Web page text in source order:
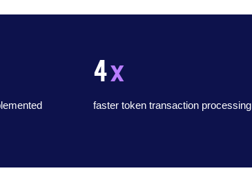
4x
faster token transaction processing